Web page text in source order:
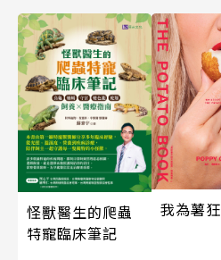
怪獸醫生的爬蟲
特寵臨床筆記
我為薯狂